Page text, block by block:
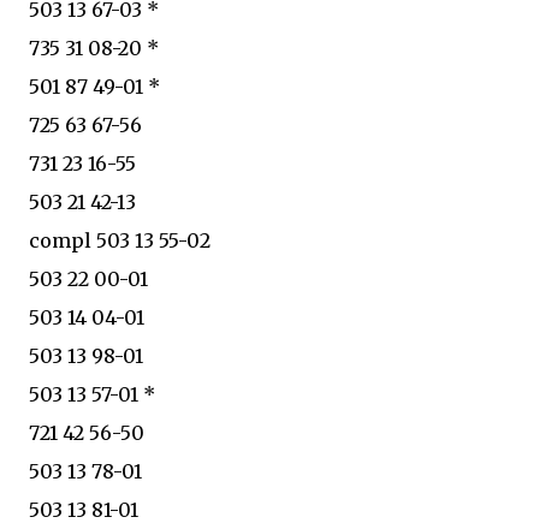
503 13 67-03 *
735 31 08-20 *
501 87 49-01 *
725 63 67-56
731 23 16-55
503 21 42-13
compl 503 13 55-02
503 22 00-01
503 14 04-01
503 13 98-01
503 13 57-01 *
721 42 56-50
503 13 78-01
503 13 81-01